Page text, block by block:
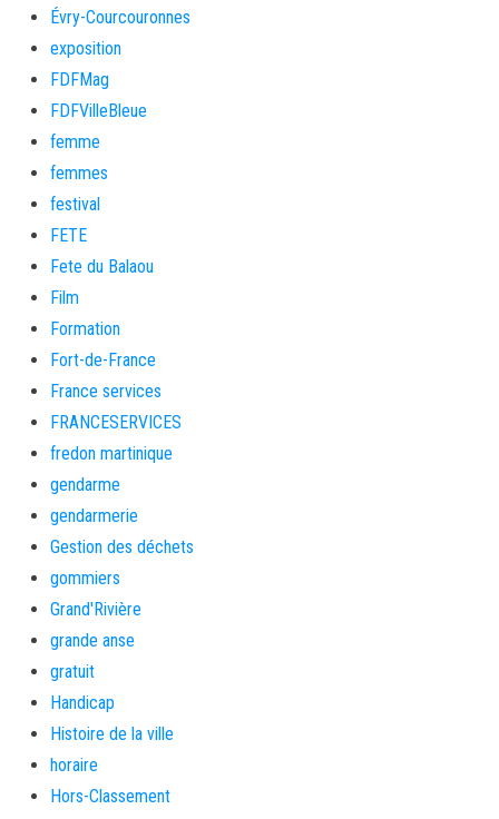
Évry-Courcouronnes
exposition
FDFMag
FDFVilleBleue
femme
femmes
festival
FETE
Fete du Balaou
Film
Formation
Fort-de-France
France services
FRANCESERVICES
fredon martinique
gendarme
gendarmerie
Gestion des déchets
gommiers
Grand'Rivière
grande anse
gratuit
Handicap
Histoire de la ville
horaire
Hors-Classement